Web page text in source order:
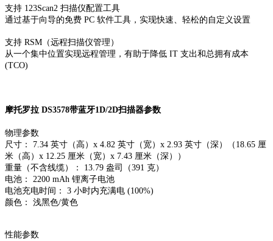
支持 123Scan2 扫描仪配置工具
通过基于向导的免费 PC 软件工具，实现快速、轻松的自定义设置
支持 RSM（远程扫描仪管理）
从一个集中位置实现远程管理，有助于降低 IT 支出和总拥有成本
(TCO)
摩托罗拉 DS3578带蓝牙1D/2D扫描器参数
物理参数
尺寸： 7.34 英寸（高）x 4.82 英寸（宽）x 2.93 英寸（深）（18.65 厘
米（高）x 12.25 厘米（宽）x 7.43 厘米（深））
重量（不含线缆）： 13.79 盎司（391 克）
电池： 2200 mAh 锂离子电池
电池充电时间： 3 小时内充满电 (100%)
颜色： 浅黑色/黄色
性能参数